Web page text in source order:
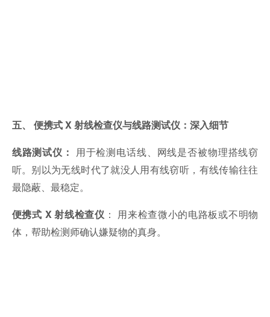
五、 便携式 X 射线检查仪与线路测试仪：深入细节
线路测试仪： 用于检测电话线、网线是否被物理搭线窃
听。别以为无线时代了就没人用有线窃听，有线传输往往
最隐蔽、最稳定。
便携式 X 射线检查仪 ： 用来检查微小的电路板或不明物
体，帮助检测师确认嫌疑物的真身。